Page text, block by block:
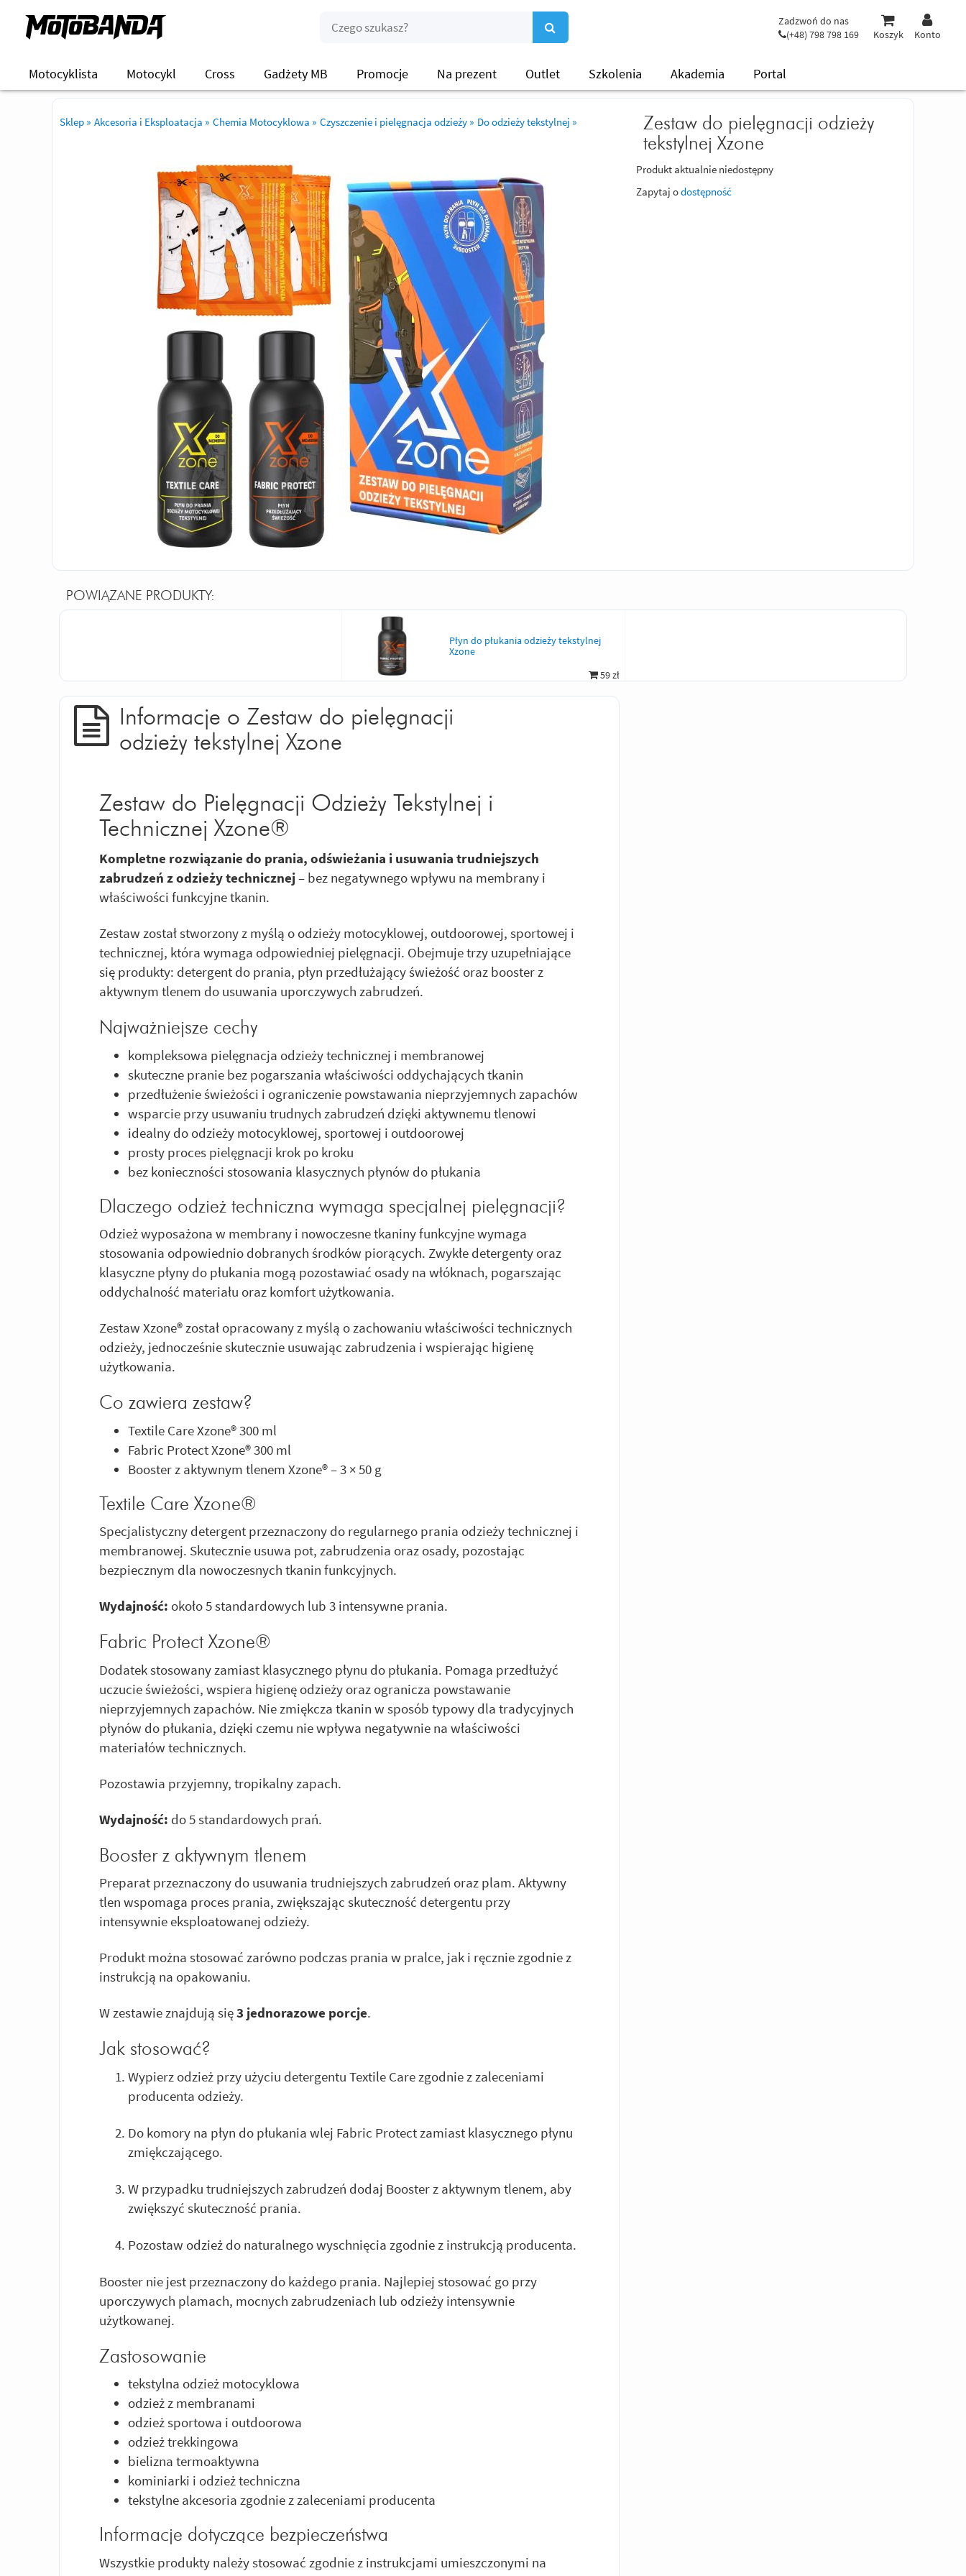
Zadzwoń do nas
(+48) 798 798 169
Koszyk Konto
Motocyklista Motocykl Cross Gadżety MB Promocje Na prezent Outlet Szkolenia Akademia Portal
Sklep » Akcesoria i Eksploatacja » Chemia Motocyklowa » Czyszczenie i pielęgnacja odzieży » Do odzieży tekstylnej »
Zestaw do pielęgnacji odzieży
tekstylnej Xzone
Produkt aktualnie niedostępny
Zapytaj odostępność
POWIĄZANE PRODUKTY:
59 zł
Płyn do płukania odzieży tekstylnej
Xzone
Informacje o Zestaw do pielęgnacji
odzieży tekstylnej Xzone
Zestaw do Pielęgnacji Odzieży Tekstylnej i
Technicznej Xzone®
Kompletne rozwiązanie do prania, odświeżania i usuwania trudniejszych
zabrudzeń z odzieży technicznej– bez negatywnego wpływu na membrany i
właściwości funkcyjne tkanin.
Zestaw został stworzony z myślą o odzieży motocyklowej, outdoorowej, sportowej i
technicznej, która wymaga odpowiedniej pielęgnacji. Obejmuje trzy uzupełniające
się produkty: detergent do prania, płyn przedłużający świeżość oraz booster z
aktywnym tlenem do usuwania uporczywych zabrudzeń.
Najważniejsze cechy
kompleksowa pielęgnacja odzieży technicznej i membranowej
skuteczne pranie bez pogarszania właściwości oddychających tkanin
przedłużenie świeżości i ograniczenie powstawania nieprzyjemnych zapachów
wsparcie przy usuwaniu trudnych zabrudzeń dzięki aktywnemu tlenowi
idealny do odzieży motocyklowej, sportowej i outdoorowej
prosty proces pielęgnacji krok po kroku
bez konieczności stosowania klasycznych płynów do płukania
Dlaczego odzież techniczna wymaga specjalnej pielęgnacji?
Odzież wyposażona w membrany i nowoczesne tkaniny funkcyjne wymaga
stosowania odpowiednio dobranych środków piorących. Zwykłe detergenty oraz
klasyczne płyny do płukania mogą pozostawiać osady na włóknach, pogarszając
oddychalność materiału oraz komfort użytkowania.
Zestaw Xzone® został opracowany z myślą o zachowaniu właściwości technicznych
odzieży, jednocześnie skutecznie usuwając zabrudzenia i wspierając higienę
użytkowania.
Co zawiera zestaw?
Textile Care Xzone® 300 ml
Fabric Protect Xzone® 300 ml
Booster z aktywnym tlenem Xzone® – 3 × 50 g
Textile Care Xzone®
Specjalistyczny detergent przeznaczony do regularnego prania odzieży technicznej i
membranowej. Skutecznie usuwa pot, zabrudzenia oraz osady, pozostając
bezpiecznym dla nowoczesnych tkanin funkcyjnych.
Wydajność: około 5 standardowych lub 3 intensywne prania.
Fabric Protect Xzone®
Dodatek stosowany zamiast klasycznego płynu do płukania. Pomaga przedłużyć
uczucie świeżości, wspiera higienę odzieży oraz ogranicza powstawanie
nieprzyjemnych zapachów. Nie zmiękcza tkanin w sposób typowy dla tradycyjnych
płynów do płukania, dzięki czemu nie wpływa negatywnie na właściwości
materiałów technicznych.
Pozostawia przyjemny, tropikalny zapach.
Wydajność: do 5 standardowych prań.
Booster z aktywnym tlenem
Preparat przeznaczony do usuwania trudniejszych zabrudzeń oraz plam. Aktywny
tlen wspomaga proces prania, zwiększając skuteczność detergentu przy
intensywnie eksploatowanej odzieży.
Produkt można stosować zarówno podczas prania w pralce, jak i ręcznie zgodnie z
instrukcją na opakowaniu.
W zestawie znajdują się3 jednorazowe porcje.
Jak stosować?
Wypierz odzież przy użyciu detergentu Textile Care zgodnie z zaleceniami
producenta odzieży.
Do komory na płyn do płukania wlej Fabric Protect zamiast klasycznego płynu
zmiękczającego.
W przypadku trudniejszych zabrudzeń dodaj Booster z aktywnym tlenem, aby
zwiększyć skuteczność prania.
Pozostaw odzież do naturalnego wyschnięcia zgodnie z instrukcją producenta.
Booster nie jest przeznaczony do każdego prania. Najlepiej stosować go przy
uporczywych plamach, mocnych zabrudzeniach lub odzieży intensywnie
użytkowanej.
Zastosowanie
tekstylna odzież motocyklowa
odzież z membranami
odzież sportowa i outdoorowa
odzież trekkingowa
bielizna termoaktywna
kominiarki i odzież techniczna
tekstylne akcesoria zgodnie z zaleceniami producenta
Informacje dotyczące bezpieczeństwa
Wszystkie produkty należy stosować zgodnie z instrukcjami umieszczonymi na